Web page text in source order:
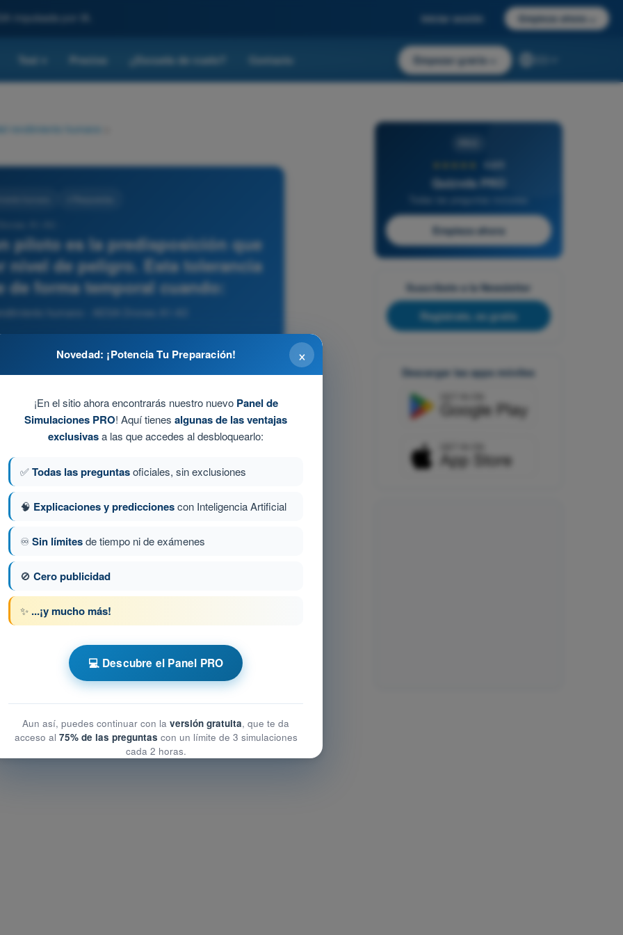
impulsada por IA. Iniciar sesión Empieza ahora
Test Precios ¿Escuela de vuelo? Contacto Empezar gratis
rendimiento humano
piloto es la predisposición que
nivel de peligro. Esta tolerancia
de forma temporal cuando:
humano - AESA Drones A1-A3
estrés económico o está influenciado
de espectadores o clientes.
67 de 133
Drones A1-A3
humano
humano
4,6/5
Quizvds PRO
Empieza ahora
Suscríbete a la Newsletter
Regístrate, es gratis
Descargar las apps móviles
×
Novedad: ¡Potencia Tu Preparación!
¡En el sitio ahora encontrarás nuestro nuevo Panel de
Simulaciones PRO! Aquí tienes algunas de las ventajas
exclusivasa las que accedes al desbloquearlo:
✅Todas las preguntasoficiales, sin exclusiones
🧠 Explicaciones y prediccionescon Inteligencia Artificial
♾️Sin límitesde tiempo ni de exámenes
🚫 Cero publicidad
✨ ...¡y mucho más!
💻 Descubre el Panel PRO
Aun así, puedes continuar con la versión gratuita, que te da
acceso al 75% de las preguntas con un límite de 3 simulaciones
cada 2 horas.